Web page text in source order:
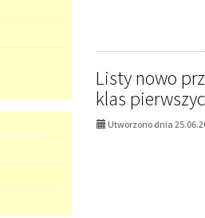
Listy nowo
klas
Utworzono dnia